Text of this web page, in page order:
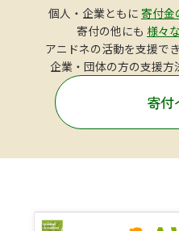
個人・企業ともに 寄付金
寄付の他にも 様々
アニドネの活動を支援で
企業・団体の方の支援方
寄付